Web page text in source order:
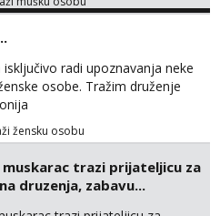
samo malo njeznosti i
tijelu koji me jako
kad muskarac preuzme
se :) Klikni na link ispod i nadji
te!
radi upoznavanja neke
osobe. Tražim druženje
žensku osobu
muskarac trazi prijateljicu za
druzenja, zabavu...